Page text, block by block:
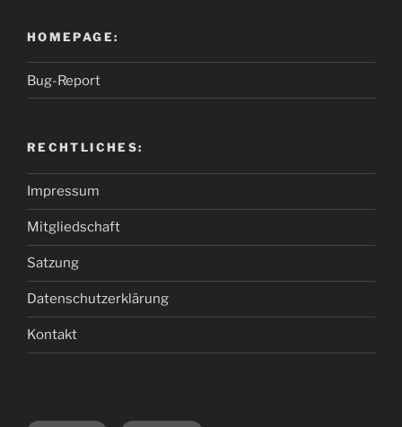
HOMEPAGE:
Bug-Report
RECHTLICHES:
Impressum
Mitgliedschaft
Satzung
Datenschutzerklärung
Kontakt